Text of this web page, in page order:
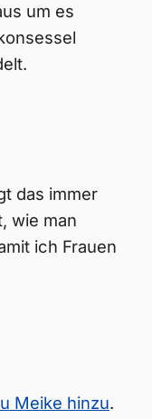
um es
das immer
wie man
ich Frauen
Meike hinzu.